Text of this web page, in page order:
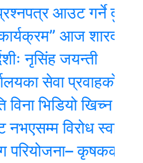
आउट गर्ने दुई जना
आज शारदा
जयन्ती
प्रवाहको डिजिटल
खिच्न प्रतिबन्ध
विरोध स्वाभाविकः
कृषकको आम्दानी